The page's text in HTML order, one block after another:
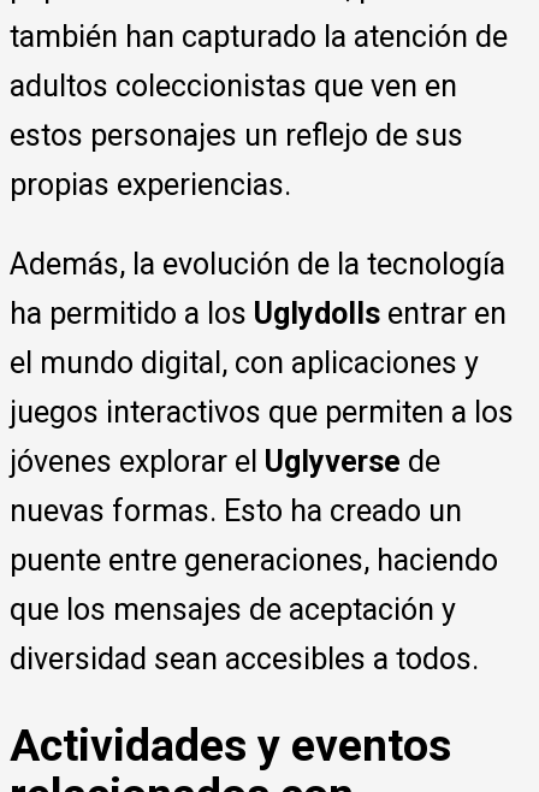
también han capturado la atención de
adultos coleccionistas que ven en
estos personajes un reflejo de sus
propias experiencias.
Además, la evolución de la tecnología
ha permitido a los Uglydolls entrar en
el mundo digital, con aplicaciones y
juegos interactivos que permiten a los
jóvenes explorar el Uglyverse de
nuevas formas. Esto ha creado un
puente entre generaciones, haciendo
que los mensajes de aceptación y
diversidad sean accesibles a todos.
Actividades y eventos